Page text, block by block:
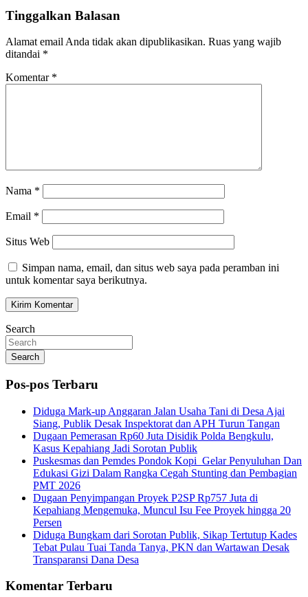
Tinggalkan Balasan
Alamat email Anda tidak akan dipublikasikan. Ruas yang wajib
ditandai *
Komentar *
Nama *
Email *
Situs Web
Simpan nama, email, dan situs web saya pada peramban ini
untuk komentar saya berikutnya.
Search
Search
Pos-pos Terbaru
Diduga Mark-up Anggaran Jalan Usaha Tani di Desa Ajai
Siang, Publik Desak Inspektorat dan APH Turun Tangan
Dugaan Pemerasan Rp60 Juta Disidik Polda Bengkulu,
Kasus Kepahiang Jadi Sorotan Publik
Puskesmas dan Pemdes Pondok Kopi Gelar Penyuluhan Dan
Edukasi Gizi Dalam Rangka Cegah Stunting dan Pembagian
PMT 2026
Dugaan Penyimpangan Proyek P2SP Rp757 Juta di
Kepahiang Mengemuka, Muncul Isu Fee Proyek hingga 20
Persen
Diduga Bungkam dari Sorotan Publik, Sikap Tertutup Kades
Tebat Pulau Tuai Tanda Tanya, PKN dan Wartawan Desak
Transparansi Dana Desa
Komentar Terbaru